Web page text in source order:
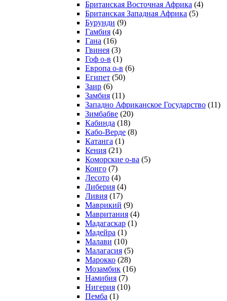
Британская Восточная Африка (4)
Британская Западная Африка (5)
Бурунди (9)
Гамбия (4)
Гана (16)
Гвинея (3)
Гоф о-в (1)
Европа о-в (6)
Египет (50)
Заир (6)
Замбия (11)
Западно Африканское Государство (11)
Зимбабве (20)
Кабинда (18)
Кабо-Верде (8)
Катанга (1)
Кения (21)
Коморcкие о-ва (5)
Конго (7)
Лесото (4)
Либерия (4)
Ливия (17)
Маврикий (9)
Мавритания (4)
Мадагаскар (1)
Мадейра (1)
Малави (10)
Малагасия (5)
Марокко (28)
Мозамбик (16)
Намибия (7)
Нигерия (10)
Пемба (1)